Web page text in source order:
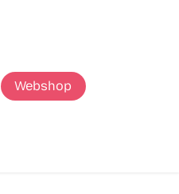
Webshop